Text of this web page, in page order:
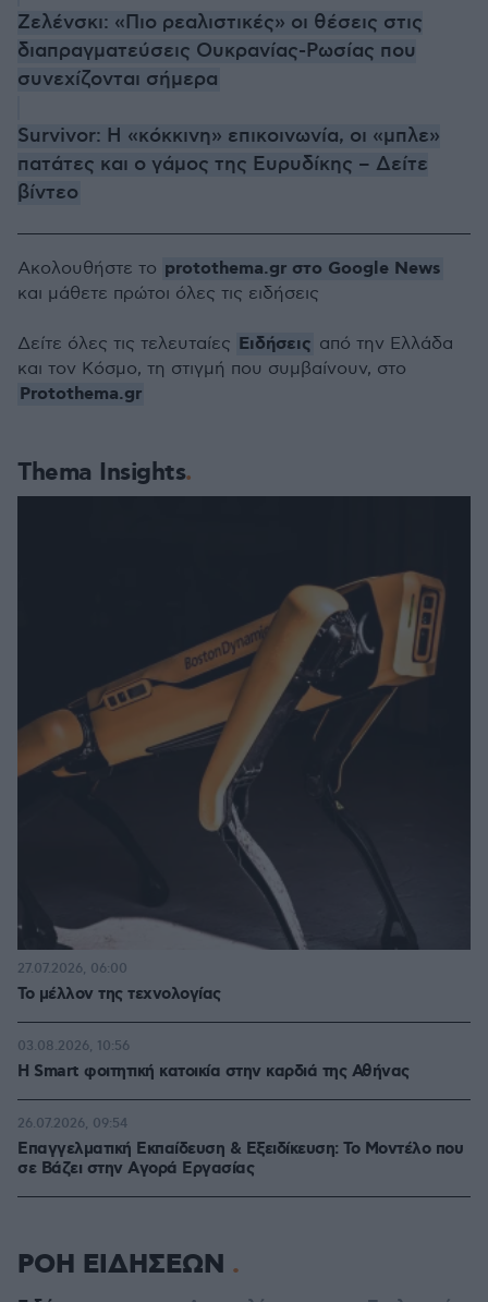
Ζελένσκι: «Πιο ρεαλιστικές» οι θέσεις στις
διαπραγματεύσεις Ουκρανίας-Ρωσίας που
συνεχίζονται σήμερα
Survivor: Η «κόκκινη» επικοινωνία, οι «μπλε»
πατάτες και ο γάμος της Ευρυδίκης – Δείτε
βίντεο
Thema Insights
Το μέλλον της τεχνολογίας
27.07.2026, 06:00
Η Smart φοιτητική κατοικία στην καρδιά της Αθήνας
03.08.2026, 10:56
Επαγγελματική Εκπαίδευση & Εξειδίκευση: Το Mοντέλο που
σε Bάζει στην Aγορά Eργασίας
26.07.2026, 09:54
Ακολουθήστε το protothema.gr στο Google News
και μάθετε πρώτοι όλες τις ειδήσεις
Δείτε όλες τις τελευταίες Ειδήσεις από την Ελλάδα
και τον Κόσμο, τη στιγμή που συμβαίνουν, στο
Protothema.gr
ΡΟΗ ΕΙΔΗΣΕΩΝ